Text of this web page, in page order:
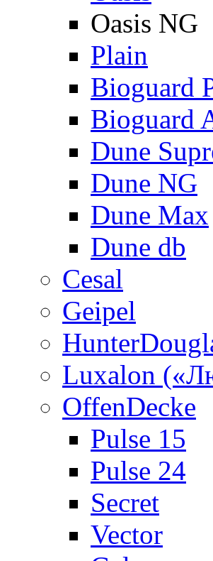
Oasis NG
Plain
Bioguard
Bioguard
Dune
Dune NG
Dune Max
Dune db
Cesal
Geipel
Luxalon
OffenDecke
Pulse 15
Pulse 24
Secret
Vector